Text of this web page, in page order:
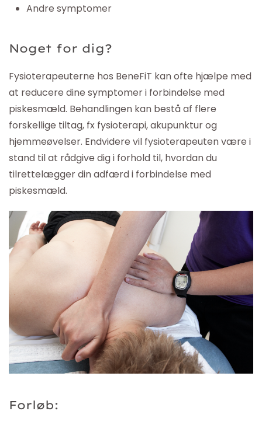
Andre symptomer
Noget for dig?
Fysioterapeuterne hos BeneFiT kan ofte hjælpe med
at reducere dine symptomer i forbindelse med
piskesmæld. Behandlingen kan bestå af flere
forskellige tiltag, fx fysioterapi, akupunktur og
hjemmeøvelser. Endvidere vil fysioterapeuten være i
stand til at rådgive dig i forhold til, hvordan du
tilrettelægger din adfærd i forbindelse med
piskesmæld.
Forløb: